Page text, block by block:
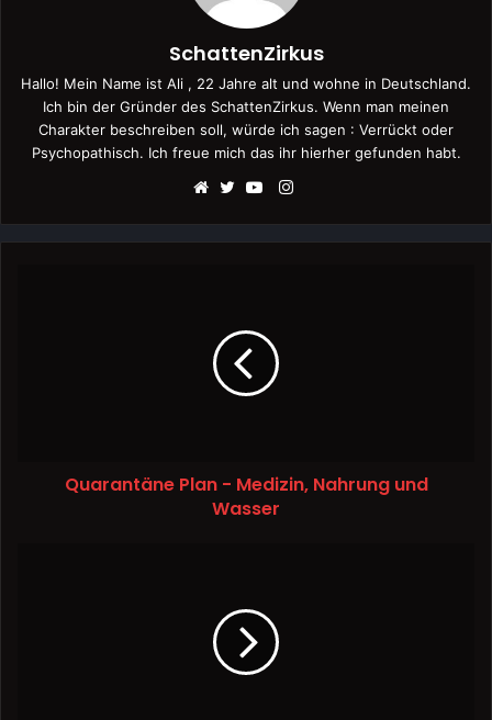
SchattenZirkus
Hallo! Mein Name ist Ali , 22 Jahre alt und wohne in Deutschland.
Ich bin der Gründer des SchattenZirkus. Wenn man meinen
Charakter beschreiben soll, würde ich sagen : Verrückt oder
Psychopathisch. Ich freue mich das ihr hierher gefunden habt.
Instagram
Quarantäne Plan - Medizin, Nahrung und
Wasser